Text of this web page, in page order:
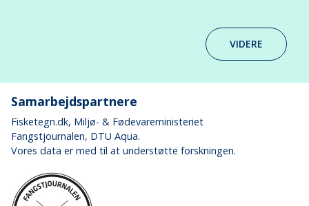
VIDERE
Samarbejdspartnere
Fisketegn.dk, Miljø- & Fødevareministeriet
Fangstjournalen, DTU Aqua.
Vores data er med til at understøtte forskningen.